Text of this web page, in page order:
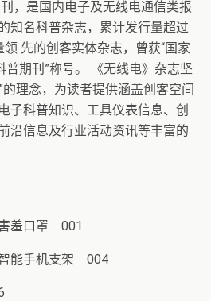
，是国内电子及无线电通信类报
知名科普杂志，累计发行量超过
先的创客实体杂志，曾获“国家
普期刊”称号。 《无线电》杂志坚
的理念，为读者提供涵盖创客空间
子科普知识、工具仪表信息、创
沿信息及行业活动资讯等丰富的
羞口罩 001
能手机支架 004